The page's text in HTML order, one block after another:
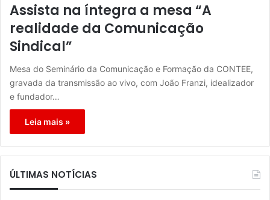
Assista na íntegra a mesa “A
realidade da Comunicação
Sindical”
Mesa do Seminário da Comunicação e Formação da CONTEE,
gravada da transmissão ao vivo, com João Franzi, idealizador
e fundador…
Leia mais »
ÚLTIMAS NOTÍCIAS